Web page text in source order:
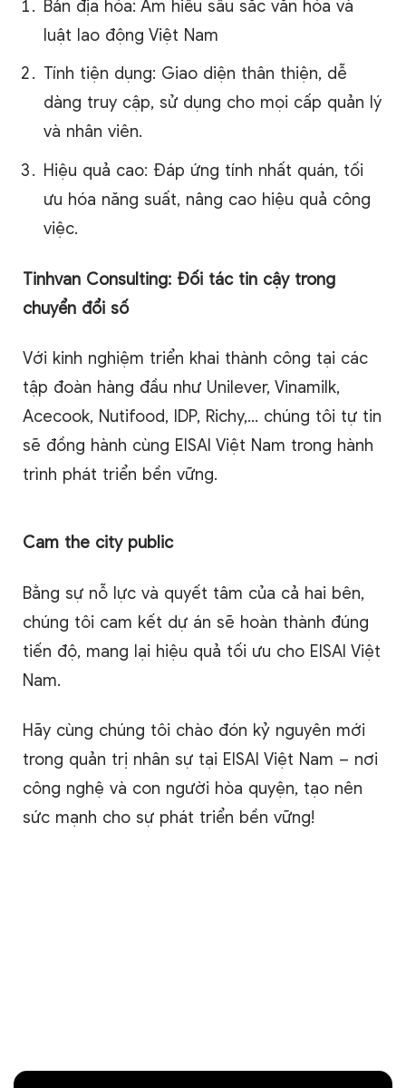
Bản địa hóa: Am hiểu sâu sắc văn hóa và
luật lao động Việt Nam
Tính tiện dụng: Giao diện thân thiện, dễ
dàng truy cập, sử dụng cho mọi cấp quản lý
và nhân viên.
Hiệu quả cao: Đáp ứng tính nhất quán, tối
ưu hóa năng suất, nâng cao hiệu quả công
việc.
Tinhvan Consulting: Đối tác tin cậy trong
chuyển đổi số
Với kinh nghiệm triển khai thành công tại các
tập đoàn hàng đầu như Unilever, Vinamilk,
Acecook, Nutifood, IDP, Richy,… chúng tôi tự tin
sẽ đồng hành cùng EISAI Việt Nam trong hành
trình phát triển bền vững.
Cam the city public
Bằng sự nỗ lực và quyết tâm của cả hai bên,
chúng tôi cam kết dự án sẽ hoàn thành đúng
tiến độ, mang lại hiệu quả tối ưu cho EISAI Việt
Nam.
Hãy cùng chúng tôi chào đón kỷ nguyên mới
trong quản trị nhân sự tại EISAI Việt Nam – nơi
công nghệ và con người hòa quyện, tạo nên
sức mạnh cho sự phát triển bền vững!